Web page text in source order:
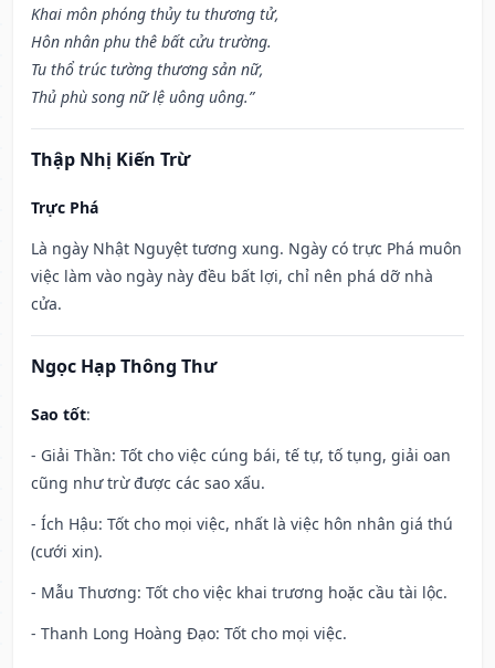
Khai môn phóng thủy tu thương tử,
Hôn nhân phu thê bất cửu trường.
Tu thổ trúc tường thương sản nữ,
Thủ phù song nữ lệ uông uông.”
Thập Nhị Kiến Trừ
Trực Phá
Là ngày Nhật Nguyệt tương xung. Ngày có trực Phá muôn
việc làm vào ngày này đều bất lợi, chỉ nên phá dỡ nhà
cửa.
Ngọc Hạp Thông Thư
Sao tốt:
- Giải Thần: Tốt cho việc cúng bái, tế tự, tố tụng, giải oan
cũng như trừ được các sao xấu.
- Ích Hậu: Tốt cho mọi việc, nhất là việc hôn nhân giá thú
(cưới xin).
- Mẫu Thương: Tốt cho việc khai trương hoặc cầu tài lộc.
- Thanh Long Hoàng Đạo: Tốt cho mọi việc.